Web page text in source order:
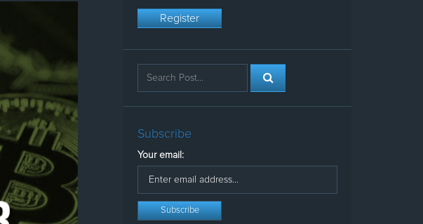
Register
Subscribe
Your email: